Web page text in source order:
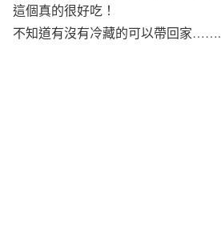
這個真的很好吃！
不知道有沒有冷藏的可以帶回家…….